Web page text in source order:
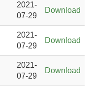
2021-
07-29
Download
2021-
07-29
Download
2021-
07-29
Download